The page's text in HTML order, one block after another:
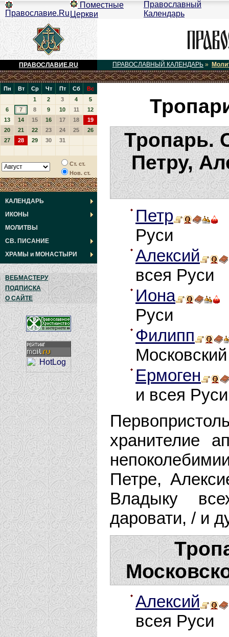
Православие.Ru
Поместные
Церкви
Православный
Календарь
ПРАВОСЛАВИЕ.RU ПРАВОСЛАВНЫЙ КАЛЕНДАРЬ »
Пн Вт Ср Чт Пт Сб
Вс
1
2 3 4
5
6
7 8 9 10 11
12
13
14 15 16 17 18
19
20
21 22 23 24 25
26
27
28 29 30 31
Ст. ст.
Нов. ст.
КАЛЕНДАРЬ
ИКОНЫ
МОЛИТВЫ
СВ. ПИСАНИЕ
ХРАМЫ и МОНАСТЫРИ
ВЕБМАСТЕРУ
ПОДПИСКА
О САЙТЕ
Тропарь.
Петру,
Петр
Руси
Алексий
всея Руси
Иона
Руси
Филипп
Ермоген
и всея Руси
хранителие
Петре,
Владыку
даровати, / и
Алексий
всея Руси